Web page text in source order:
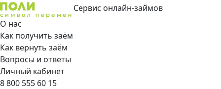
Сервис онлайн-займов
О нас
Как получить заём
Как вернуть заём
Вопросы и ответы
Личный кабинет
8 800 555 60 15